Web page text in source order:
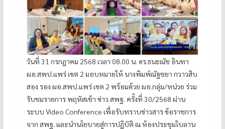
วันที่ 31 กรกฎาคม 2568 เวลา 08.00 น. ดร.ธนะณัช อินทา
ผอ.สพป.แพร่ เขต 2 มอบหมายให้ นางพิมพ์ณัฐชยา กวาวสิบ
สอง รอง ผอ.สพป.แพร่ เขต 2 พร้อมด้วย ผอ.กลุ่ม/หน่วย ร่วม
รับชมรายการ พฤหัสเช้า ข่าว สพฐ. ครั้งที่ 30/2568 ผ่าน
ระบบ Video Conference เพื่อรับทราบข่าวสาร ข้อราชการ
จาก สพฐ. และนำนโยบายสู่การปฏิบัติ ณ ห้องประชุมใบลาน